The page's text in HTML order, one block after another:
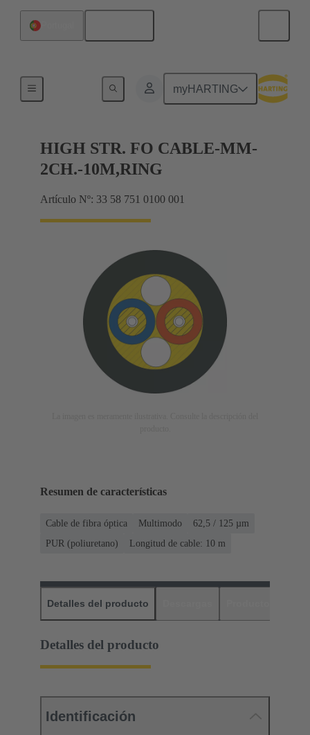
myHARTING
Cables de fibra óptica de vidrio
HIGH STR. FO CABLE-MM-
2CH.-10M,RING
Artículo Nº: 33 58 751 0100 001
Resumen de características
Cable de fibra óptica Multimodo
62,5 / 125 µm
PUR (poliuretano)
Longitud de cable: 10 m
Detalles del producto
Detalles del producto
Identificación